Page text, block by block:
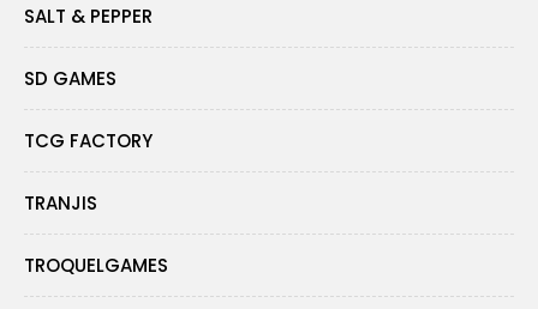
SALT & PEPPER
SD GAMES
TCG FACTORY
TRANJIS
TROQUELGAMES